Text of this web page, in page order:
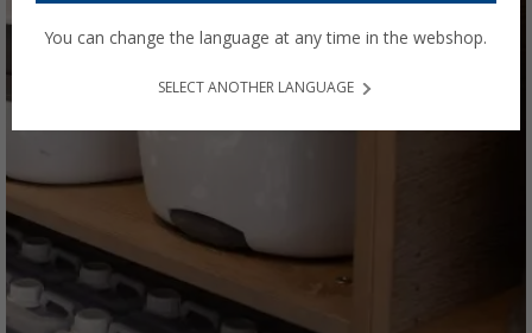
You can change the language at any time in the webshop.
SELECT ANOTHER LANGUAGE